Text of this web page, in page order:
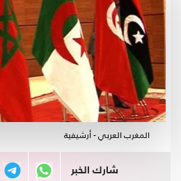
المغرب العربي - أرشيفية
شارك الخبر